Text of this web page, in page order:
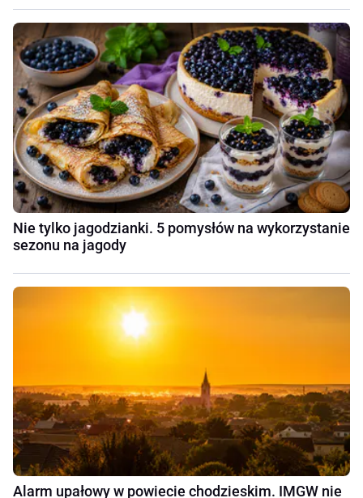
Nie tylko jagodzianki. 5 pomysłów na wykorzystanie
sezonu na jagody
Alarm upałowy w powiecie chodzieskim. IMGW nie